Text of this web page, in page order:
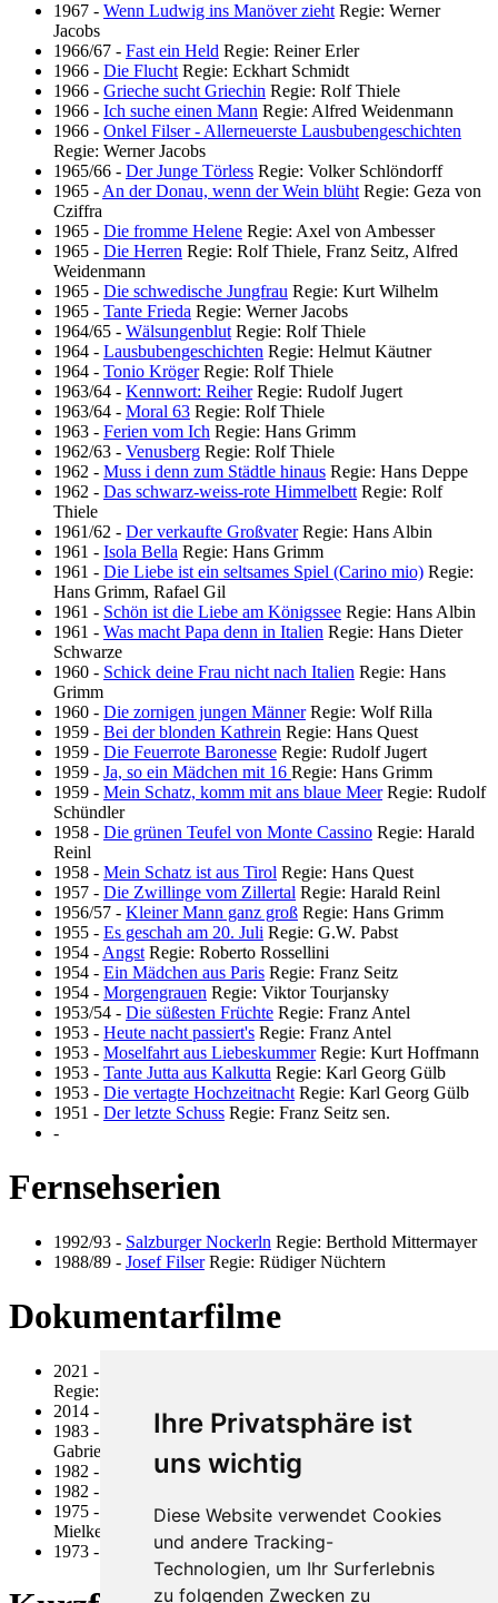
Ihre Privatsphäre ist
uns wichtig
Diese Website verwendet Cookies
und andere Tracking-
Technologien, um Ihr Surferlebnis
zu folgenden Zwecken zu
1967 - Wenn Ludwig ins Manöver zieht Regie: Werner
Jacobs
1966/67 - Fast ein Held Regie: Reiner Erler
1966 - Die Flucht Regie: Eckhart Schmidt
1966 - Grieche sucht Griechin Regie: Rolf Thiele
1966 - Ich suche einen Mann Regie: Alfred Weidenmann
1966 - Onkel Filser - Allerneuerste Lausbubengeschichten
Regie: Werner Jacobs
1965/66 - Der Junge Törless Regie: Volker Schlöndorff
1965 - An der Donau, wenn der Wein blüht Regie: Geza von
Cziffra
1965 - Die fromme Helene Regie: Axel von Ambesser
1965 - Die Herren Regie: Rolf Thiele, Franz Seitz, Alfred
Weidenmann
1965 - Die schwedische Jungfrau Regie: Kurt Wilhelm
1965 - Tante Frieda Regie: Werner Jacobs
1964/65 - Wälsungenblut Regie: Rolf Thiele
1964 - Lausbubengeschichten Regie: Helmut Käutner
1964 - Tonio Kröger Regie: Rolf Thiele
1963/64 - Kennwort: Reiher Regie: Rudolf Jugert
1963/64 - Moral 63 Regie: Rolf Thiele
1963 - Ferien vom Ich Regie: Hans Grimm
1962/63 - Venusberg Regie: Rolf Thiele
1962 - Muss i denn zum Städtle hinaus Regie: Hans Deppe
1962 - Das schwarz-weiss-rote Himmelbett Regie: Rolf
Thiele
1961/62 - Der verkaufte Großvater Regie: Hans Albin
1961 - Isola Bella Regie: Hans Grimm
1961 - Die Liebe ist ein seltsames Spiel (Carino mio) Regie:
Hans Grimm, Rafael Gil
1961 - Schön ist die Liebe am Königssee Regie: Hans Albin
1961 - Was macht Papa denn in Italien Regie: Hans Dieter
Schwarze
1960 - Schick deine Frau nicht nach Italien Regie: Hans
Grimm
1960 - Die zornigen jungen Männer Regie: Wolf Rilla
1959 - Bei der blonden Kathrein Regie: Hans Quest
1959 - Die Feuerrote Baronesse Regie: Rudolf Jugert
1959 - Ja, so ein Mädchen mit 16 Regie: Hans Grimm
1959 - Mein Schatz, komm mit ans blaue Meer Regie: Rudolf
Schündler
1958 - Die grünen Teufel von Monte Cassino Regie: Harald
Reinl
1958 - Mein Schatz ist aus Tirol Regie: Hans Quest
1957 - Die Zwillinge vom Zillertal Regie: Harald Reinl
1956/57 - Kleiner Mann ganz groß Regie: Hans Grimm
1955 - Es geschah am 20. Juli Regie: G.W. Pabst
1954 - Angst Regie: Roberto Rossellini
1954 - Ein Mädchen aus Paris Regie: Franz Seitz
1954 - Morgengrauen Regie: Viktor Tourjansky
1953/54 - Die süßesten Früchte Regie: Franz Antel
1953 - Heute nacht passiert's Regie: Franz Antel
1953 - Moselfahrt aus Liebeskummer Regie: Kurt Hoffmann
1953 - Tante Jutta aus Kalkutta Regie: Karl Georg Gülb
1953 - Die vertagte Hochzeitnacht Regie: Karl Georg Gülb
1951 - Der letzte Schuss Regie: Franz Seitz sen.
-
Fernsehserien
1992/93 - Salzburger Nockerln Regie: Berthold Mittermayer
1988/89 - Josef Filser Regie: Rüdiger Nüchtern
Dokumentarfilme
2021 -
Regie: Anni Seitz
2014 - Steppenlauf
Regie: Anni Seitz
1983 - Kulturelle Hautpstädte - München Regie: Franz Seitz,
Gabriele Seitz
1982 - Action Please Regie: Dr. Eberhard Mielke
1982 -
1975 - Omega - Cub Solingen Action Regie: Dr. Eberhard
Mielke
1973 - Tornado Regie: Dr. Eberhard Mielke